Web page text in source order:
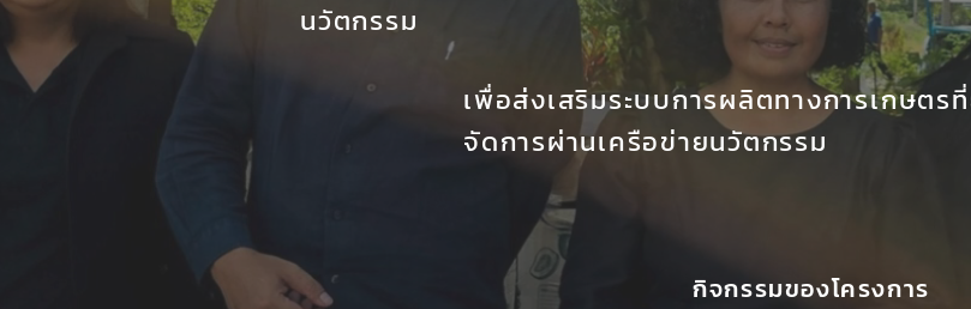
นวัตกรรม
เพื่อส่งเสริมระบบการผลิตทางการเกษตร
จัดการผ่านเครือข่ายนวัตกรรม
กิจกรรมของโครงการ